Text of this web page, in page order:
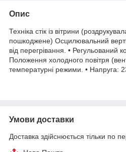
Опис
Техніка стік із вітрини
пошкоджене) Осцилювальний
від перегрівання. • Регульований
Положення холодного повітря
температурні режими. • Напруга:
Умови доставки
Доставка здійснюється тільки по